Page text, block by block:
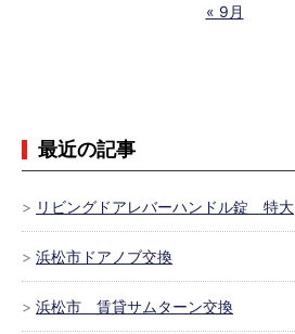
« 9月
最近の記事
リビングドアレバーハンドル錠 特大
浜松市ドアノブ交換
浜松市 賃貸サムターン交換